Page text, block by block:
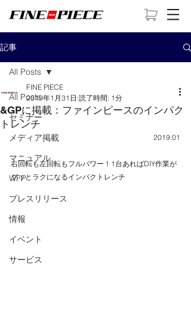
記事
All Posts
セミナー
メディア掲載
マニュアル
WFP
プレスリリース
情報
イベント
サービス
All Posts
&GPに掲載：ファインピースのインパク
トレンチ
FINE PIECE
2019年1月31日 読了時間: 1分
2019.01
右回転も左回転もフルパワー！1台あればDIY作業が
グッとラクになるインパクトレンチ